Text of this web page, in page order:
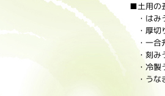
■土用の
・はみ
・厚切
・一合
・刻み
・冷製
・うな